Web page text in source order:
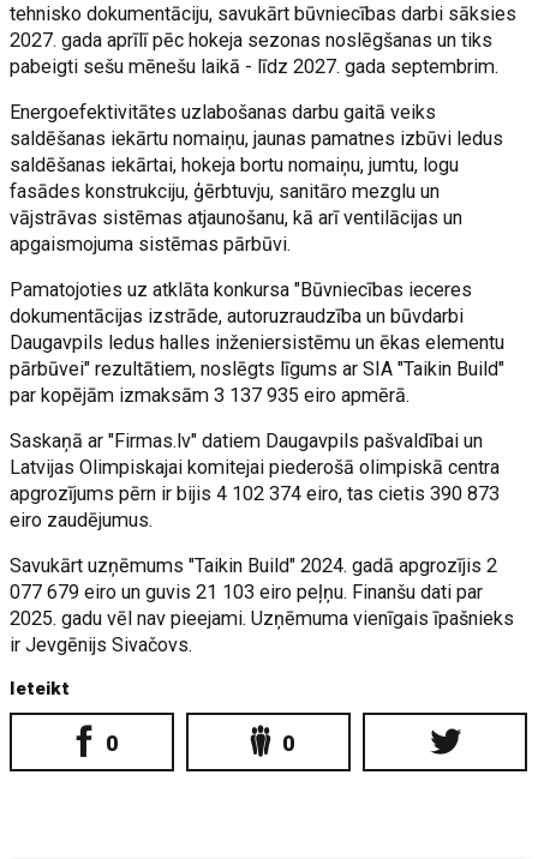
tehnisko dokumentāciju, savukārt būvniecības darbi sāksies
2027. gada aprīlī pēc hokeja sezonas noslēgšanas un tiks
pabeigti sešu mēnešu laikā - līdz 2027. gada septembrim.
Energoefektivitātes uzlabošanas darbu gaitā veiks
saldēšanas iekārtu nomaiņu, jaunas pamatnes izbūvi ledus
saldēšanas iekārtai, hokeja bortu nomaiņu, jumtu, logu
fasādes konstrukciju, ģērbtuvju, sanitāro mezglu un
vājstrāvas sistēmas atjaunošanu, kā arī ventilācijas un
apgaismojuma sistēmas pārbūvi.
Pamatojoties uz atklāta konkursa "Būvniecības ieceres
dokumentācijas izstrāde, autoruzraudzība un būvdarbi
Daugavpils ledus halles inženiersistēmu un ēkas elementu
pārbūvei" rezultātiem, noslēgts līgums ar SIA "Taikin Build"
par kopējām izmaksām 3 137 935 eiro apmērā.
Saskaņā ar "Firmas.lv" datiem Daugavpils pašvaldībai un
Latvijas Olimpiskajai komitejai piederošā olimpiskā centra
apgrozījums pērn ir bijis 4 102 374 eiro, tas cietis 390 873
eiro zaudējumus.
Savukārt uzņēmums "Taikin Build" 2024. gadā apgrozījis 2
077 679 eiro un guvis 21 103 eiro peļņu. Finanšu dati par
2025. gadu vēl nav pieejami. Uzņēmuma vienīgais īpašnieks
ir Jevgēnijs Sivačovs.
Ieteikt
0 0